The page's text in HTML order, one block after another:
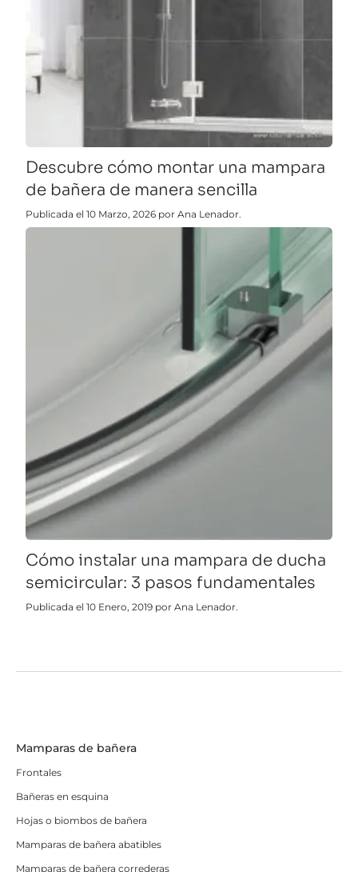
Descubre cómo montar una mampara
de bañera de manera sencilla
Publicada el 10 Marzo, 2026 por Ana Lenador.
Cómo instalar una mampara de ducha
semicircular: 3 pasos fundamentales
Publicada el 10 Enero, 2019 por Ana Lenador.
Mamparas de bañera
Frontales
Bañeras en esquina
Hojas o biombos de bañera
Mamparas de bañera abatibles
Mamparas de bañera correderas